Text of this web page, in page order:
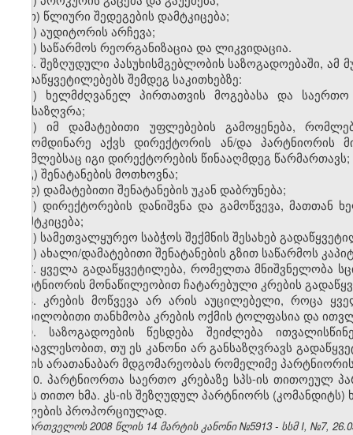
თ) წლიური შედეგების დამტკიცება;
ი) აუდიტორის არჩევა;
კ) საწარმოს რეორგანიზაცია და ლიკვიდაცია.
6. შეზღუდული პასუხისმგებლობის საზოგადოებაში, ამ
გადაწყვეტილებებს შემდეგ საკითხებზე:
ა) ხელმძღვანელ პირთათვის მოგებასა და საერთო
განსაზღვრა;
ბ) იმ დამატებითი უფლებების გამოყენება,
გამომდინარე აქვს დირექტორის ან/და პარტნიორის
რომლებსაც იგი დირექტორების წინააღმდეგ წარმართავს;
გ) შენატანების მოთხოვნა;
დ) დამატებითი შენატანების უკან დაბრუნება;
ე) დირექტორების დანიშვნა და გამოწვევა, მათთან
დამტკიცება;
ვ) სამეთვალყურეო საბჭოს შექმნის შესახებ
ზ) ახალი/დამატებითი შენატანების გზით საწარმოს
7. ყველა გადაწყვეტილება, რომელთა მნიშვნელობა
პარტნიორის მონაწილეობით ჩატარებული კრების
8. კრების მოწვევა არ არის აუცილებელი, როცა
წერილობითი თანხმობა კრების ოქმის ტოლფასია და
9. საზოგადოების წესდება შეიძლება
უმრავლესობით, თუ ეს კანონი არ განსაზღვრავს
ქმნის არათანაბარ მდგომარეობას რომელიმე
10. პარტნიორთა საერთო კრებაზე სპს-ის თითოეულ
აქვს თითო ხმა. კს-ის შეზღუდულ პარტნიორს
წილების პროპორციულად.
საქართველოს 2008 წლის 14 მარტის კანონი №5913 - სსმ I, №7,